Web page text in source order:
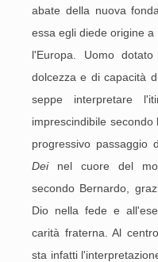
abate della nuova
essa egli diede origine
l'Europa. Uomo
dolcezza e di capacità
seppe interpretare
imprescindibile
progressivo passaggio
Deinel cuore del
secondo Bernardo,
Dio nella fede e
carità fraterna. Al
sta infatti